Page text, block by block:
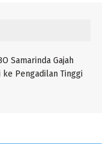
Samarinda Gajah
ke Pengadilan Tinggi